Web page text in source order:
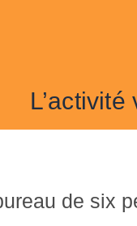
L’activité
de six